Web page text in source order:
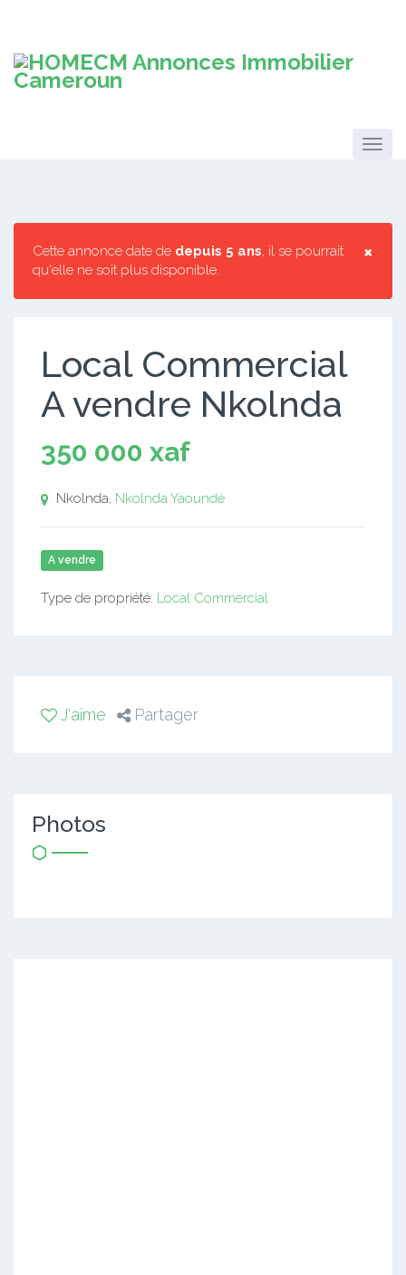
×
Cette annonce date de depuis 5 ans, il se pourrait
qu'elle ne soit plus disponible.
Local Commercial
A vendre Nkolnda
350 000 xaf
Nkolnda, NkolndaYaoundé
A vendre
Type de propriété: Local Commercial
J'aime Partager
Photos